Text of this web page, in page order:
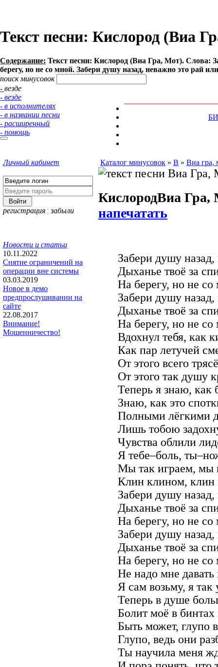
Текст песни: Кислород (Виа
Содержание: Текст песни: Кислород (Виа Гра, Мот). Слова:
берегу, но не со мной. Забери душу назад, неважно это рай
поиск минусовок
- везде
- везде
- в исполнителях
- в названии песни
- расширенный
- помощь
Личный кабинет
регистрация ¦ забыли
Новости и статьи
10.11.2022
Снятие ограничений на
операции вне системы
03.03.2019
Новое в демо
предпрослушивании на
сайте
22.08.2017
Внимание!
Мошенничество!
Каталог минусовок » В » Виа гра,
КислородВиа Гра,
напечатать
Забери душу
Дыханье твоё за
На берегу, но не
Забери душу
Дыханье твоё за
На берегу, но не
Вдохнул тебя, как
Как пар летучей
От этого всего
От этого так душу
Теперь я знаю, как
Знаю, как это
Полными лёгкими
Лишь тобою
Чувства облили
Я тебе–боль,
Мы так играем, мы
Клин клином, клин
Забери душу
Дыханье твоё за
На берегу, но не
Забери душу
Дыханье твоё за
На берегу, но не
Не надо мне
Я сам возьму, я так
Теперь в душе
Болит моё в бинтах
Быть может, глупо
Глупо, ведь они
Ты научила меня